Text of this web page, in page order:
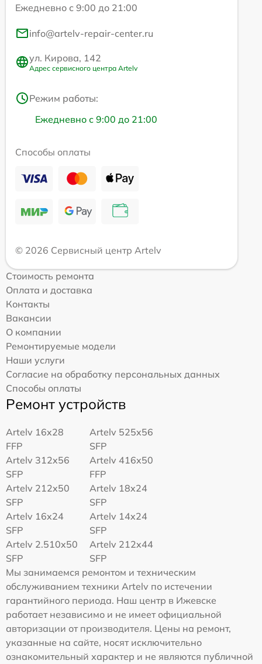
Ежедневно с 9:00 до 21:00
info@artelv-repair-center.ru
ул. Кирова, 142
Адрес сервисного центра Artelv
Режим работы:
Ежедневно с 9:00 до 21:00
Способы оплаты
© 2026 Сервисный центр Artelv
Стоимость ремонта
Оплата и доставка
Контакты
Вакансии
О компании
Ремонтируемые модели
Наши услуги
Согласие на обработку персональных данных
Способы оплаты
Ремонт устройств
Artelv 16x28
FFP
Artelv 525x56
SFP
Artelv 312x56
SFP
Artelv 416x50
FFP
Artelv 212x50
SFP
Artelv 18x24
SFP
Artelv 16x24
SFP
Artelv 14x24
SFP
Artelv 2.510x50
SFP
Artelv 212x44
SFP
Мы занимаемся ремонтом и техническим
обслуживанием техники Artelv по истечении
гарантийного периода. Наш центр в Ижевске
работает независимо и не имеет официальной
авторизации от производителя. Цены на ремонт,
указанные на сайте, носят исключительно
ознакомительный характер и не являются публичной